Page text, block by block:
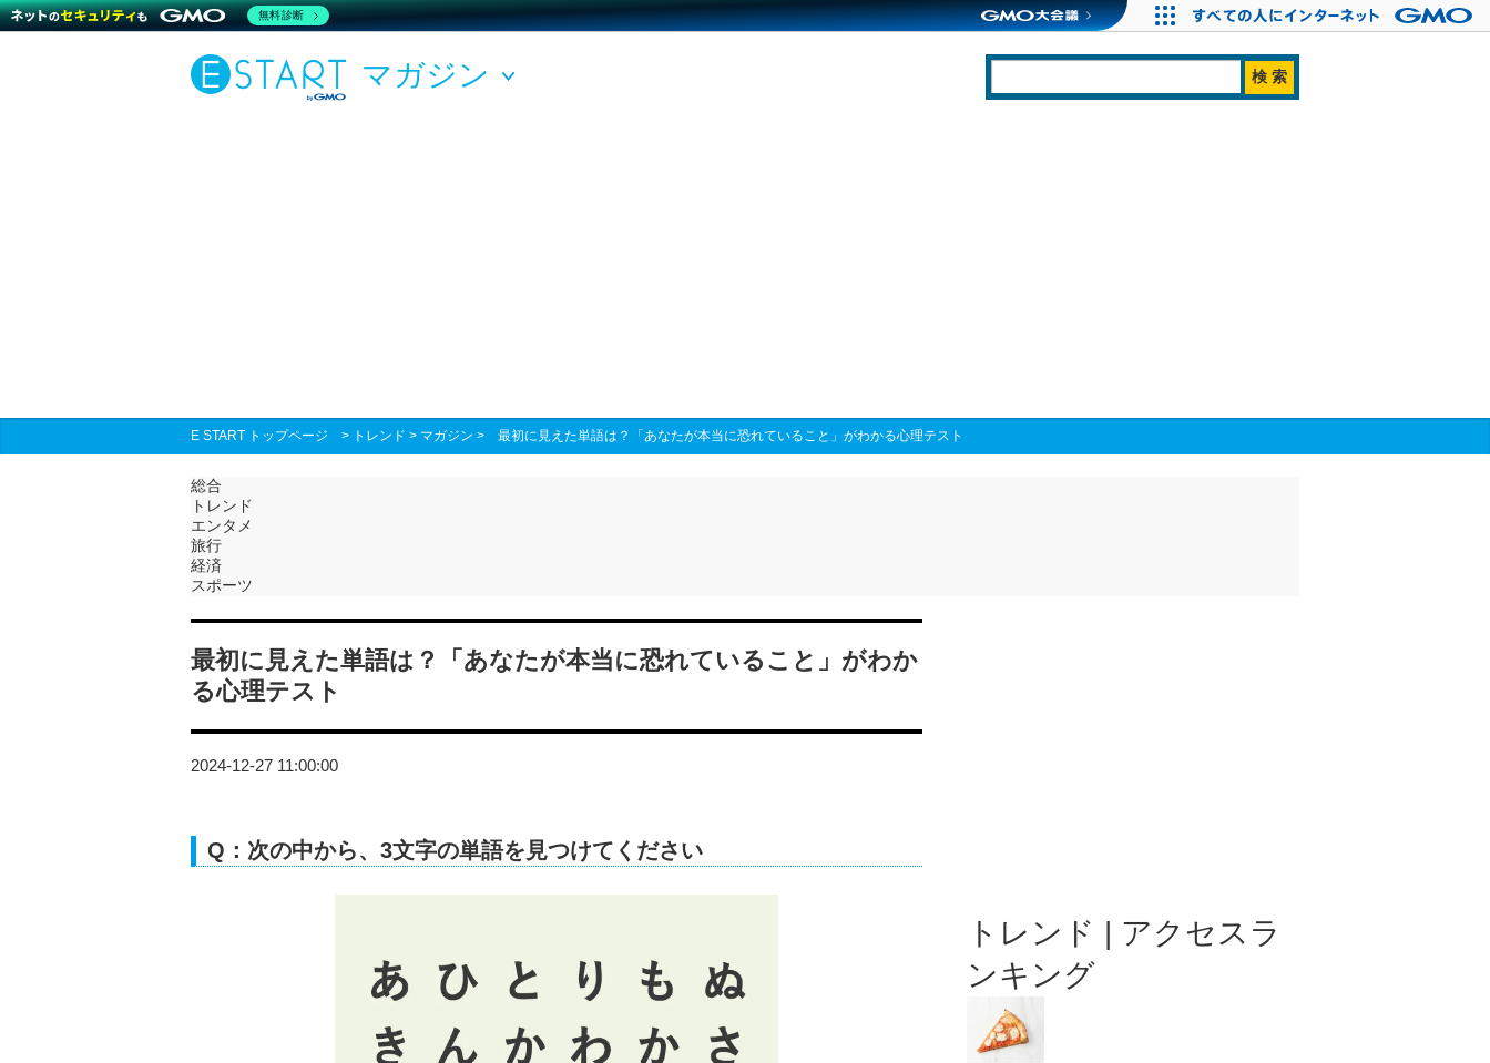
マガジン
E START トップページ > トレンド > マガジン > 最初に見えた単語は？「あなたが本当に恐れていること」がわかる心理テスト
総合
トレンド
エンタメ
旅行
経済
スポーツ
最初に見えた単語は？「あなたが本当に恐れていること」がわか
る心理テスト
2024-12-27 11:00:00
Q：次の中から、3文字の単語を見つけてください
トレンド | アクセスラ
ンキング
無料診断